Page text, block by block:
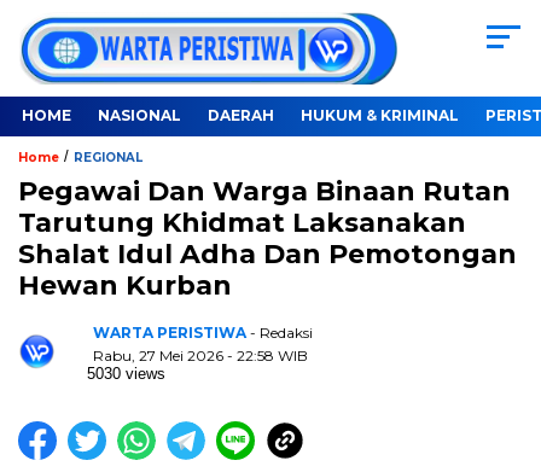
HOME NASIONAL DAERAH HUKUM & KRIMINAL
Home / REGIONAL
Pegawai Dan Warga Binaan Rutan
Tarutung Khidmat Laksanakan
Shalat Idul Adha Dan Pemotongan
Hewan Kurban
WARTA PERISTIWA - Redaksi
Rabu, 27 Mei 2026 - 22:58 WIB
5030 views